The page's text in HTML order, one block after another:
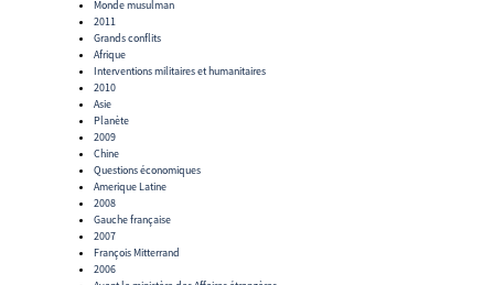
Monde musulman
2011
Grands conflits
Afrique
Interventions militaires et humanitaires
2010
Asie
Planète
2009
Chine
Questions économiques
Amerique Latine
2008
Gauche française
2007
François Mitterrand
2006